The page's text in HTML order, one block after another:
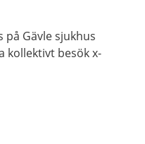
på Gävle sjukhus
kollektivt besök x-